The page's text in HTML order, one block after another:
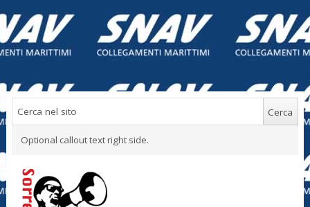
Optional callout text right side.